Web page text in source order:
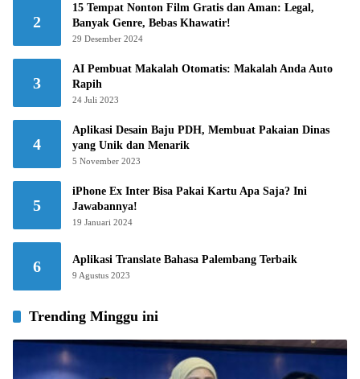
2
15 Tempat Nonton Film Gratis dan Aman: Legal,
Banyak Genre, Bebas Khawatir!
29 Desember 2024
3
AI Pembuat Makalah Otomatis: Makalah Anda Auto
Rapih
24 Juli 2023
4
Aplikasi Desain Baju PDH, Membuat Pakaian Dinas
yang Unik dan Menarik
5 November 2023
5
iPhone Ex Inter Bisa Pakai Kartu Apa Saja? Ini
Jawabannya!
19 Januari 2024
6 Aplikasi Translate Bahasa Palembang Terbaik
9 Agustus 2023
Trending Minggu ini